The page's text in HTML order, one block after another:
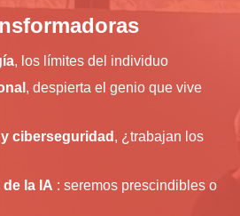
, los límites del individuo
, despierta el genio que vive
y ciberseguridad , ¿trabajan los
la IA : seremos prescindibles o